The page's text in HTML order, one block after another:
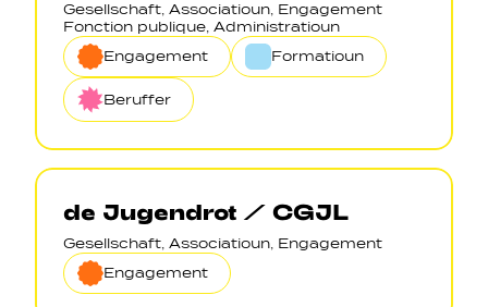
Gesellschaft, Associatioun, Engagement
Fonction publique, Administratioun
Engagement
Formatioun
Beruffer
de Jugendrot / CGJL
Gesellschaft, Associatioun, Engagement
Engagement